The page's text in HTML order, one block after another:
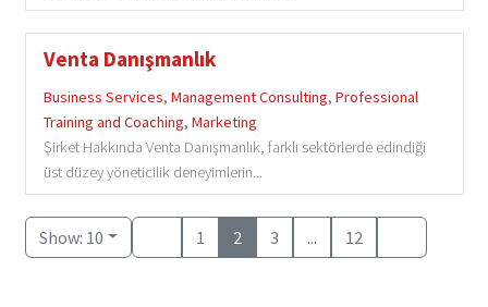
Venta Danışmanlık
Business Services, Management Consulting, Professional
Training and Coaching, Marketing
Şirket Hakkında Venta Danışmanlık, farklı sektörlerde edindiği
üst düzey yöneticilik deneyimlerin...
Show: 10 1 2 3 ... 12